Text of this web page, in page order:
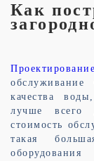
Как
Проектирование
обслуживание
качества
лучше всего
стоимость
такая